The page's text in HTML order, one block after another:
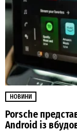
НОВИНИ
Porsche
Android із